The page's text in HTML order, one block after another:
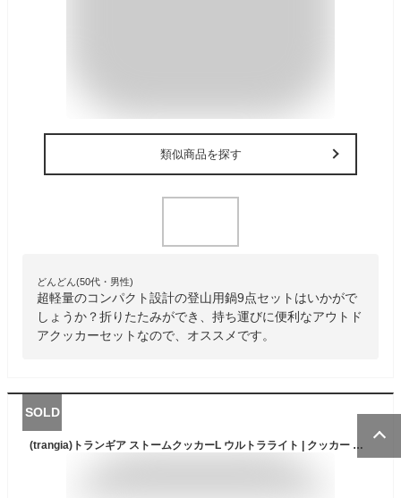
類似商品を探す
どんどん(50代・男性)
超軽量のコンパクト設計の登山用鍋9点セットはいかがで
しょうか？折りたたみができ、持ち運びに便利なアウトド
アクッカーセットなので、オススメです。
SOLD
(trangia)トランギア ストームクッカーL ウルトラライト | クッカー おしゃれ キャンプ用品 便利 グッズ 道具 調理器具 登山用品 登山グッズ アウトドア用品 アウトドアグッズ 調理道具 アウトドア ストームクッカー バーベキュー用品 ソロキャンプ ソロ ソロキャン